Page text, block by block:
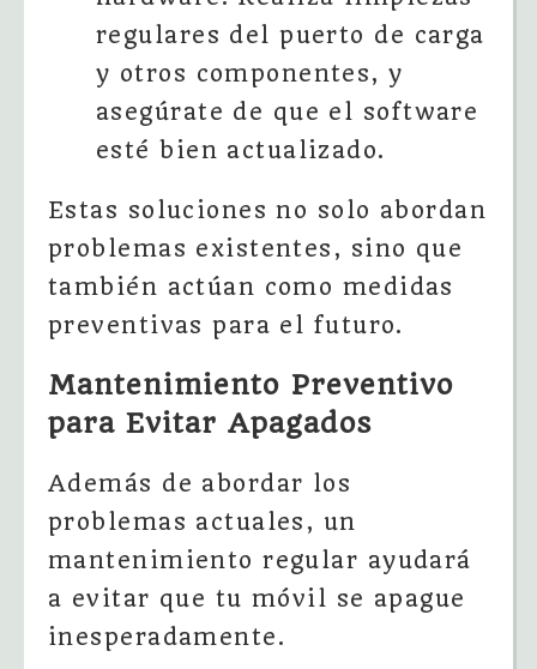
regulares del puerto de carga
y otros componentes, y
asegúrate de que el software
esté bien actualizado.
Estas soluciones no solo abordan
problemas existentes, sino que
también actúan como medidas
preventivas para el futuro.
Mantenimiento Preventivo
para Evitar Apagados
Además de abordar los
problemas actuales, un
mantenimiento regular ayudará
a evitar que tu móvil se apague
inesperadamente.